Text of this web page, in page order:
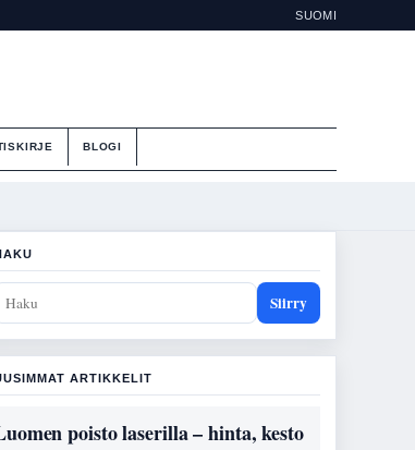
SUOMI
BLOGI
Siirry
ARTIKKELIT
poisto laserilla – hinta, kesto